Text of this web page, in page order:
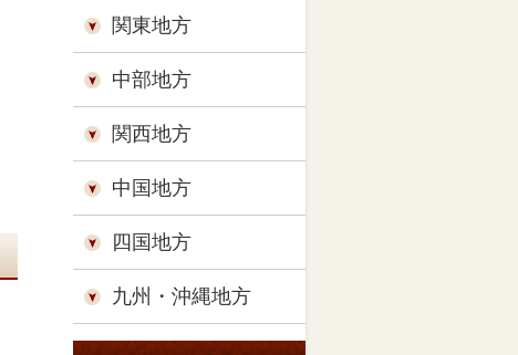
関東地方
中部地方
関西地方
中国地方
四国地方
九州・沖縄地方